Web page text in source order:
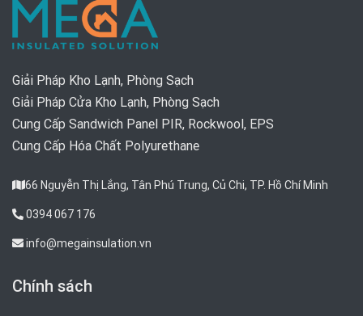
Giải Pháp Kho Lạnh, Phòng Sạch
Giải Pháp Cửa Kho Lạnh, Phòng Sạch
Cung Cấp Sandwich Panel PIR, Rockwool, EPS
Cung Cấp Hóa Chất Polyurethane
66 Nguyễn Thị Lắng, Tân Phú Trung, Củ Chi, TP. Hồ Chí Minh
0394 067 176
info@megainsulation.vn
Chính sách